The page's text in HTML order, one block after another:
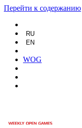
Перейти к содержанию
RU
EN
WOG